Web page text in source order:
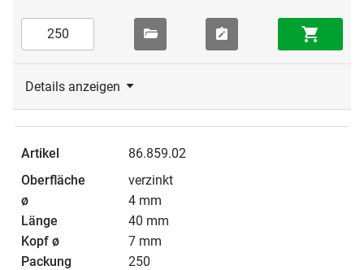
Details anzeigen
86.859.02
verzinkt
4 mm
40 mm
7 mm
250